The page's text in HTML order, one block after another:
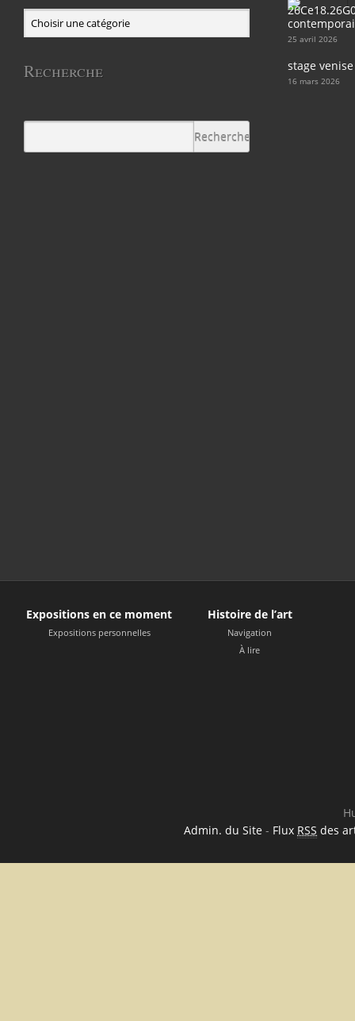
Recherche
25 avril 2026
stage
16 mars 2026
Expositions en ce moment
Expositions personnelles
Histoire de l’art
Navigation
À lire
Admin. du Site - Flux RSS des